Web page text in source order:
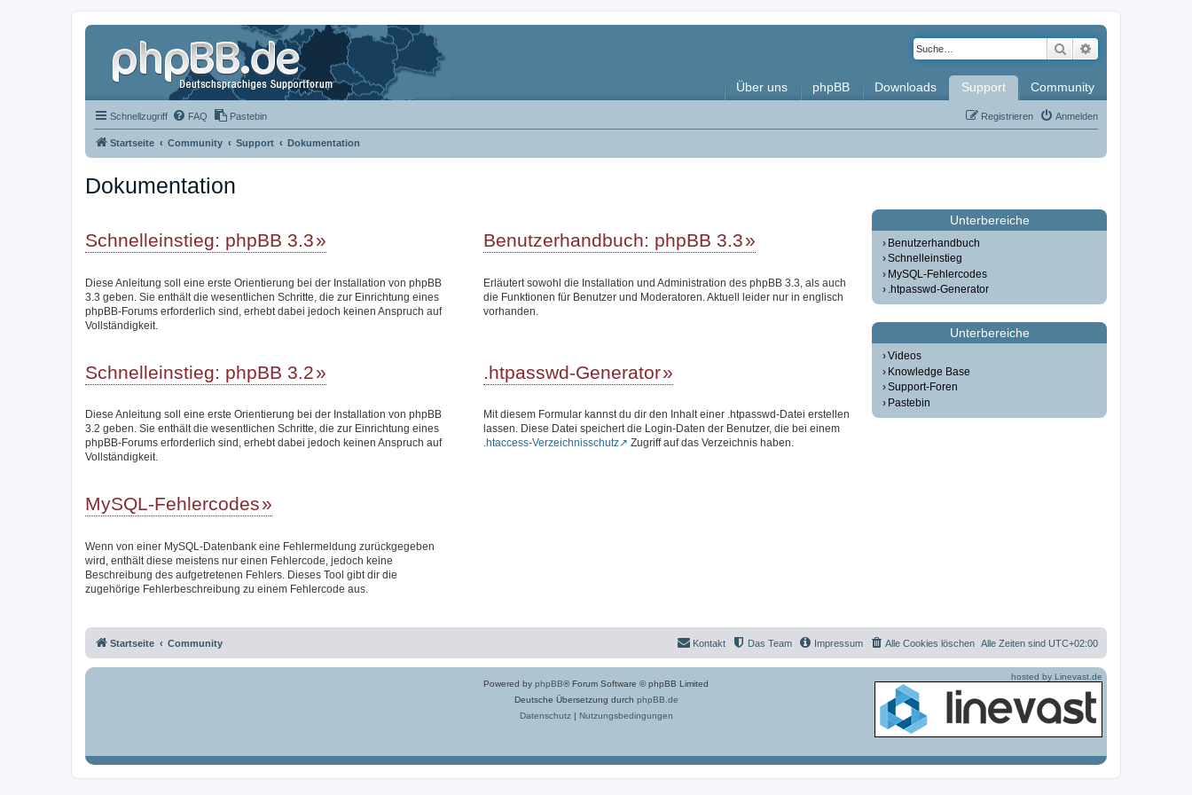
Suche
Über uns phpBB Downloads Support Community
Schnellzugriff FAQ Pastebin Anmelden
Registrieren
Startseite Community Support Dokumentation
Dokumentation
Schnelleinstieg: phpBB 3.3
Diese Anleitung soll eine erste Orientierung bei der Installation von phpBB
3.3 geben. Sie enthält die wesentlichen Schritte, die zur Einrichtung eines
phpBB-Forums erforderlich sind, erhebt dabei jedoch keinen Anspruch auf
Vollständigkeit.
Benutzerhandbuch: phpBB 3.3
Erläutert sowohl die Installation und Administration des phpBB 3.3, als auch
die Funktionen für Benutzer und Moderatoren. Aktuell leider nur in englisch
vorhanden.
Schnelleinstieg: phpBB 3.2
Diese Anleitung soll eine erste Orientierung bei der Installation von phpBB
3.2 geben. Sie enthält die wesentlichen Schritte, die zur Einrichtung eines
phpBB-Forums erforderlich sind, erhebt dabei jedoch keinen Anspruch auf
Vollständigkeit.
.htpasswd-Generator
Mit diesem Formular kannst du dir den Inhalt einer .htpasswd-Datei erstellen
lassen. Diese Datei speichert die Login-Daten der Benutzer, die bei einem
.htaccess-Verzeichnisschutz
Zugriff auf das Verzeichnis haben.
MySQL-Fehlercodes
Wenn von einer MySQL-Datenbank eine Fehlermeldung zurückgegeben
wird, enthält diese meistens nur einen Fehlercode, jedoch keine
Beschreibung des aufgetretenen Fehlers. Dieses Tool gibt dir die
zugehörige Fehlerbeschreibung zu einem Fehlercode aus.
Unterbereiche
Benutzerhandbuch
Schnelleinstieg
MySQL-Fehlercodes
.htpasswd-Generator
Unterbereiche
Videos
Knowledge Base
Support-Foren
Pastebin
Startseite Community Alle Zeiten sind UTC+02:00
Alle Cookies löschen
Impressum
Das Team
Kontakt
Powered by phpBB® Forum Software © phpBB Limited
Deutsche Übersetzung durch phpBB.de
Datenschutz| Nutzungsbedingungen
hosted by Linevast.de